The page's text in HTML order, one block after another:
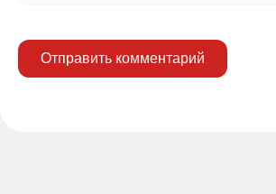
Отправить комментарий